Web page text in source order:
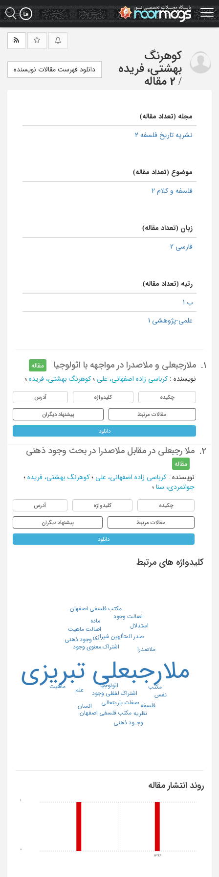
Skip
to
main
کوهرنگ
بهشتی، فریده
/ 2 مقاله
دانلود فهرست مقالات نویسنده
مجله (تعداد مقاله)
نشریه تاریخ فلسفه 2
موضوع (تعداد مقاله)
فلسفه و کلام 2
زبان (تعداد مقاله)
فارسی 2
رتبه (تعداد مقاله)
ب 1
علمی-پژوهشی 1
1. ملارجبعلی و ملاصدرا در مواجهه با اثولوجیا
مقاله
نویسنده : کرباسی زاده اصفهانی، علی ؛ کوهرنگ بهشتی، فریده ؛
چکیده کلیدواژه آدرس
مقالات مرتبط پیشنهاد دیگران
دانلود
2. ملا رجبعلی در مقابل ملاصدرا در بحث وجود ذهنی
مقاله
نویسنده : کرباسی زاده اصفهانی، علی ؛ کوهرنگ بهشتی، فریده ؛
جوانمردی، سنا ؛
چکیده کلیدواژه آدرس
مقالات مرتبط پیشنهاد دیگران
دانلود
کلیدواژه های مرتبط
ملارجبعلی تبریزی
اثولوجیا
اشتراک لفظی وجود
اشتراک معنوی وجود
صدر المتألهین شیرازی
صفات باریتعالی
علم
ملاصدرا
مکتب فلسفی اصفهان
وجود ذهنی
استدلال اصالت ماهیت
اصالت وجود
انسان فلسفه
ماده
ماهیت مکتب
مکتب فلسفی اصفهان
نظریه
نفس
وجـود ذهنی
روند انتشار مقاله
1396
0
1